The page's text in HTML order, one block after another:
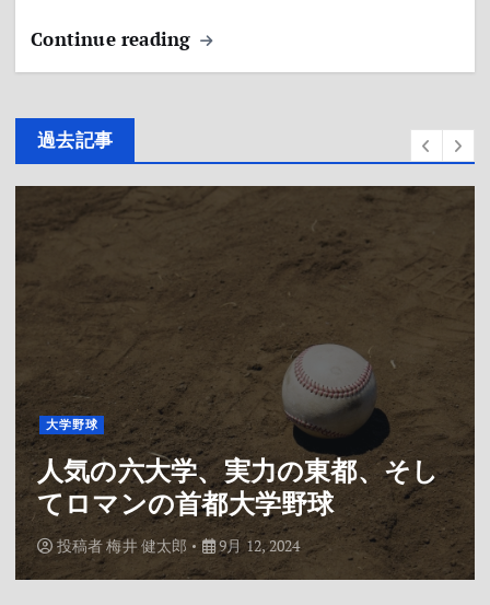
Continue reading
過去記事
大学野球
人気の六大学、実力の東都、そし
てロマンの首都大学野球
投稿者梅井 健太郎 9月 12, 2024